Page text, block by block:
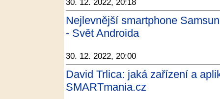
30. 12. 2022, 20:18
Nejlevnější smartphone
- Svět Androida
30. 12. 2022, 20:00
David Trlica: jaká zařízení a
SMARTmania.cz